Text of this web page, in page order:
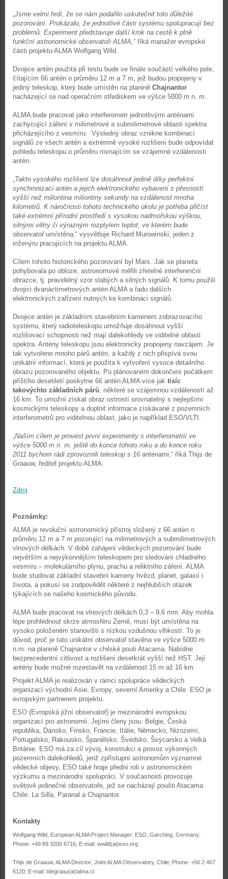
„Jsme velmi hrdí, že se nám podařilo uskutečnit toto důležité
pozorování. Prokázalo, že jednotlivé části systému spolupracují bez
problémů. Experiment představuje další krok na cestě k plně
funkční astronomické observatoři ALMA,“ říká manažer evropské
části projektu ALMA Wolfgang Wild.
Dvojice antén použitá při testu bude ve finále součástí velkého pole,
čítajícím 66 antén o průměru 12 m a 7 m, jež budou propojeny v
jediný teleskop, který bude umístěn na planině Chajnantor
nacházející se nad operačním střediskem ve výšce 5000 m n. m.
ALMA bude pracovat jako interferometr jednotlivými anténami
zachycující záření v milimetrové a submilimetrové oblasti spektra
přicházejícího z vesmíru. Výsledný obraz vznikne kombinací
signálů ze všech antén a extrémně vysoké rozlišení bude odpovídat
pohledu teleskopu o průměru rovnajícím se vzájemné vzdálenosti
antén.
„Takto vysokého rozlišení lze dosáhnout jedině díky perfektní
synchronizaci antén a jejich elektronického vybavení s přesností
vyšší než miliontina miliontiny sekundy na vzdálenost mnoha
kilometrů. K náročnosti tohoto technického úkolu je potřeba přičíst
také extrémní přírodní prostředí s vysokou nadmořskou výškou,
silnými větry či výrazným rozptylem teplot, ve kterém bude
observatoř umístěna,“ vysvětluje Richard Murowinski, jeden z
inženýru pracujících na projektu ALMA.
Cílem tohoto historického pozorování byl Mars. Jak se planeta
pohybovala po obloze, astronomové měřili zřetelné interferenční
obrazce, tj. pravidelný vzor slabých a silných signálů. K tomu použili
dvojici dvanáctimetrových antén ALMA a řadu dalších
elektronických zařízení nutných ke kombinaci signálů.
Dvojice antén je základním stavebním kamenem zobrazovacího
systému, který radioteleskopu umožňuje dosáhnout vyšší
rozlišovací schopnosti než mají dalekohledy ve viditelné oblasti
spektra. Antény teleskopu jsou elektronicky propojeny navzájem. Je
tak vytvořeno mnoho párů antén, a každý z nich přispívá svou
unikátní informací, která je použita k vytvoření vysoce detailního
obrazu pozorovaného objektu. Po plánovaném dokončení počátkem
příštího desetiletí poskytne 66 antén ALMA více jak tisíc
takovýchto základních párů, některé se vzájemnou vzdáleností až
16 km. To umožní získat obraz ostrostí srovnatelný s nejlepšími
kosmickými teleskopy a doplnit informace získávané z pozemních
interferometrů pro viditelnou oblast, jako je například ESO/VLTI.
„Naším cílem je provést první experimenty s interferometrií ve
výšce 5000 m n. m. ještě do konce tohoto roku a do konce roku
2011 bychom rádi zprovoznili teleskop s 16 anténami,“ říká Thijs de
Graauw, ředitel projektu ALMA.
Zdroj
Poznámky:
ALMA je revoluční astronomický přístroj složený z 66 antén o
průměru 12 m a 7 m pozorující na milimetrových a submilimetrových
vlnových délkách. V době zahájení vědeckých pozorování bude
největším a nejvýkonnějším teleskopem pro sledování chladného
vesmíru – molekulárního plynu, prachu a reliktního záření. ALMA
bude studovat základní stavební kameny hvězd, planet, galaxií i
života, a pokusí se zodpovědět některé z nejhlubších otázek
týkajících se našeho kosmického původu.
ALMA bude pracovat na vlnových délkách 0,3 – 9,6 mm. Aby mohla
lépe prohlédnout skrze atmosféru Země, musí být umístěna na
vysoko položeném stanovišti s nízkou vzdušnou vlhkostí. To je
důvod, proč je tato unikátní observatoř stavěna ve výšce 5000 m
n.m. na planině Chajnantor v chilské pouti Atacama. Nabídne
bezprecedentní citlivost a rozlišení desetkrát vyšší než HST. Její
antény bude možné rozestavět na vzdálenost 15 m až 16 km.
Projekt ALMA je realizován v rámci spolupráce vědeckých
organizací východní Asie, Evropy, severní Ameriky a Chile. ESO je
evropským partnerem projektu.
ESO (Evropská jižní observatoř) je mezinárodní evropskou
organizací pro astronomii. Jejími členy jsou: Belgie, Česká
republika, Dánsko, Finsko, Francie, Itálie, Německo, Nizozemí,
Portugalsko, Rakousko, Španělsko, Švédsko, Švýcarsko a Velká
Británie. ESO má za cíl vývoj, konstrukci a provoz výkonných
pozemních dalekohledů, jenž zpřístupní astronomům významné
vědecké objevy. ESO také hraje přední roli v astronomickém
výzkumu a mezinárodní spolupráci. V současnosti provozuje
světově jedinečné observatoře, jež se nacházejí poušti Atacama
Chile: La Silla, Paranal a Chajnantor.
Kontakty
Wolfgang Wild, European ALMA Project Manager; ESO, Garching, Germany;
Phone: +49 89 3200 6716; E-mail: wwild(at)eso.org
Thijs de Graauw, ALMA Director; Joint ALMA Observatory, Chile; Phone: +56 2 467
6120; E-mail: tdegraau(at)alma.cl